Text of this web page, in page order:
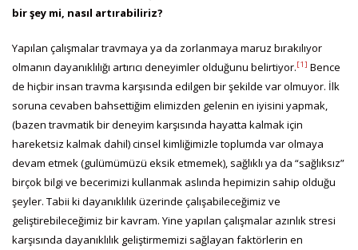
bir şey mi, nasıl artırabiliriz?
Yapılan çalışmalar travmaya ya da zorlanmaya maruz bırakılıyor
olmanın dayanıklılığı artırıcı deneyimler olduğunu belirtiyor.[1] Bence
de hiçbir insan travma karşısında edilgen bir şekilde var olmuyor. İlk
soruna cevaben bahsettiğim elimizden gelenin en iyisini yapmak,
(bazen travmatik bir deneyim karşısında hayatta kalmak için
hareketsiz kalmak dahil) cinsel kimliğimizle toplumda var olmaya
devam etmek (gulümümüzü eksik etmemek), sağlıklı ya da “sağlıksız”
birçok bilgi ve becerimizi kullanmak aslında hepimizin sahip olduğu
şeyler. Tabii ki dayanıklılık üzerinde çalışabileceğimiz ve
geliştirebileceğimiz bir kavram. Yine yapılan çalışmalar azınlık stresi
karşısında dayanıklılık geliştirmemizi sağlayan faktörlerin en